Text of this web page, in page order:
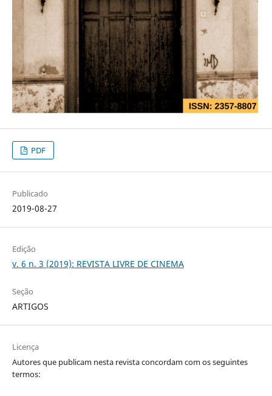
PDF
Publicado
2019-08-27
Edição
v. 6 n. 3 (2019): REVISTA LIVRE DE CINEMA
Seção
ARTIGOS
Licença
Autores que publicam nesta revista concordam com os seguintes
termos: